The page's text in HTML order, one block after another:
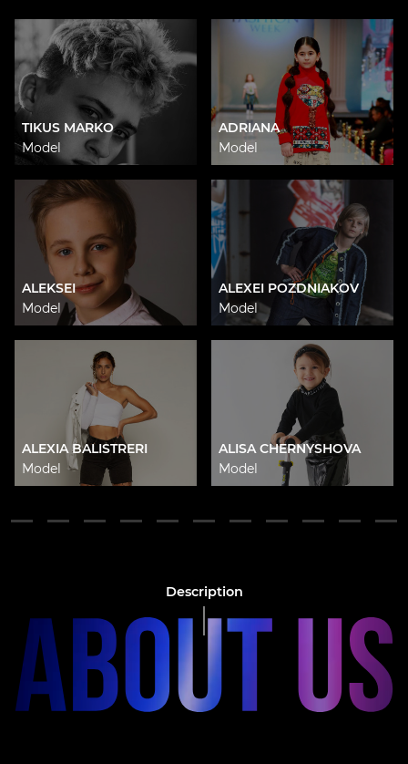
TIKUS MARKO
Model
ADRIANA
Model
ALEKSEI
Model
ALEXEI POZDNIAKOV
Model
ALEXIA BALISTRERI
Model
ALISA CHERNYSHOVA
Model
Description